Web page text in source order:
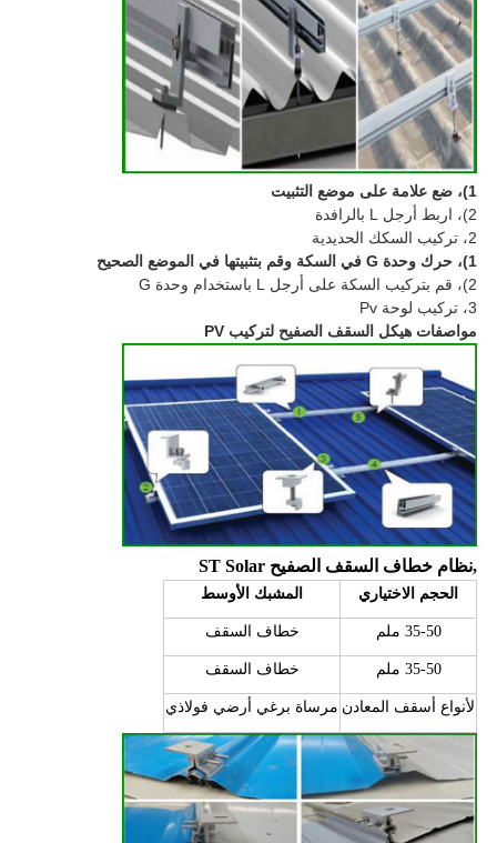
1)، ضع علامة على موضع التثبيت
2)، اربط أرجل L بالرافدة
2، تركيب السكك الحديدية
1)، حرك وحدة G في السكة وقم بتثبيتها في الموضع الصحيح
2)، قم بتركيب السكة على أرجل L باستخدام وحدة G
3، تركيب لوحة Pv
مواصفات هيكل السقف الصفيح لتركيب PV
,نظام خطاف السقف الصفيح ST Solar
الحجم الاختياري المشبك الأوسط
35-50 ملم خطاف السقف
35-50 ملم خطاف السقف
لأنواع أسقف المعادن مرساة برغي أرضي فولاذي